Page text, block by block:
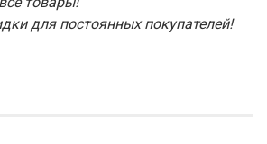
для постоянных покупателей!